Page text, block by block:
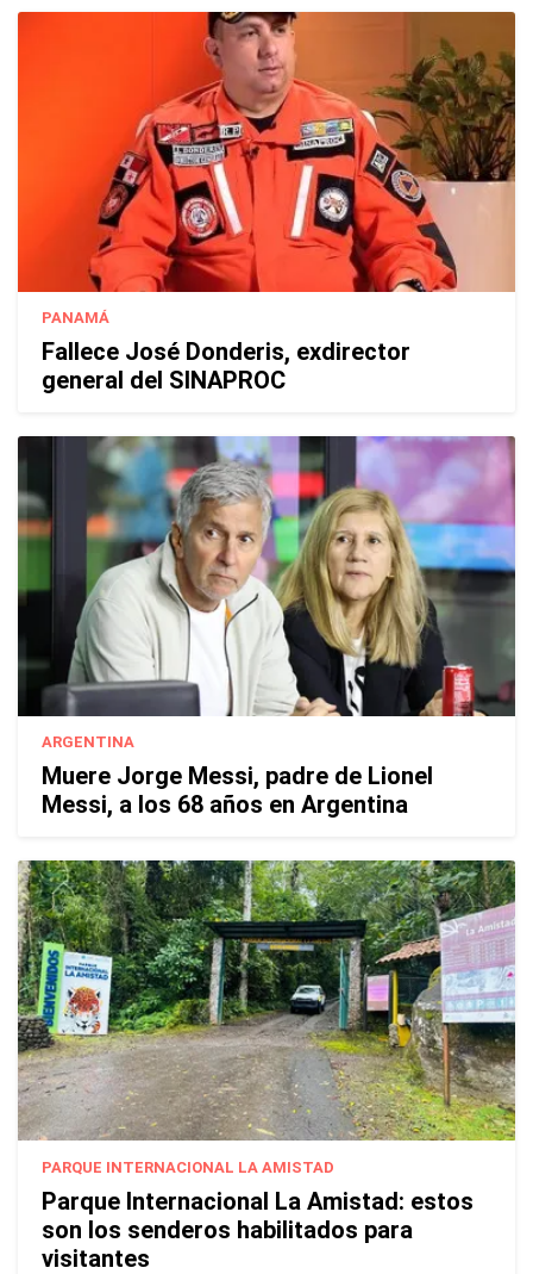
PANAMÁ
Fallece José Donderis, exdirector
general del SINAPROC
ARGENTINA
Muere Jorge Messi, padre de Lionel
Messi, a los 68 años en Argentina
PARQUE INTERNACIONAL LA AMISTAD
Parque Internacional La Amistad: estos
son los senderos habilitados para
visitantes